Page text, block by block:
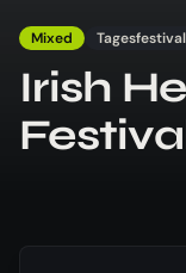
Mixed Tagesfestival
Irish